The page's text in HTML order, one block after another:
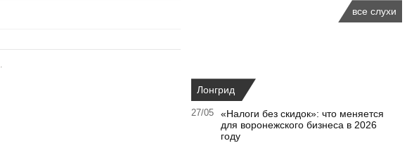
.
все слухи
Лонгрид
27/05
«Налоги без скидок»: что меняется
для воронежского бизнеса в 2026
году